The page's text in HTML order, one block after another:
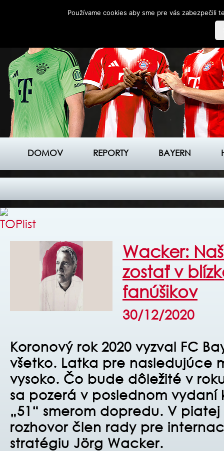
DOMOV REPORTY BAYERN
Wacker:
zostať v
fanúšikov
30/12/2020
Koronový rok 2020 vyzval FC
všetko. Latka pre nasledujúce
vysoko. Čo bude dôležité v
sa pozerá v poslednom vydaní
„51“ smerom dopredu. V
rozhovor člen rady pre
stratégiu Jörg Wacker.
Používame cookies aby sme pre vás zabezpečili